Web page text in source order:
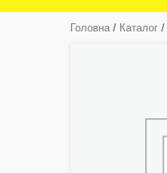
Головна / Каталог /